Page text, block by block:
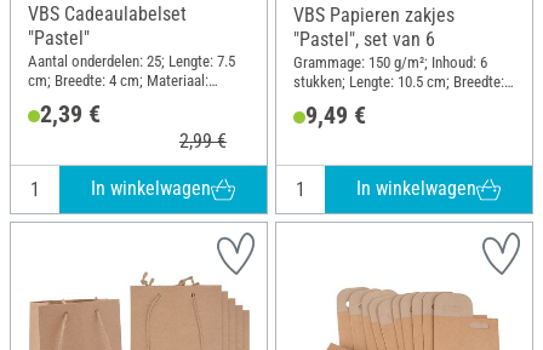
VBS Cadeaulabelset
"Pastel"
Aantal onderdelen: 25; Lengte: 7.5
cm; Breedte: 4 cm; Materiaal:
2,39 €
2,99 €
In winkelwagen
VBS Papieren zakjes
"Pastel", set van 6
Grammage: 150 g/m²; Inhoud: 6
stukken; Lengte: 10.5 cm; Breedte:
Materiaal: Papier
9,49 €
In winkelwagen